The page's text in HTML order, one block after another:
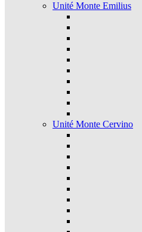
Unité Monte Emilius
Unité Monte Cervino